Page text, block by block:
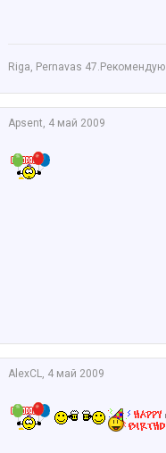
Riga, Pernavas 47.Рекомендую
Apsent, 4 май 2009
AlexCL, 4 май 2009